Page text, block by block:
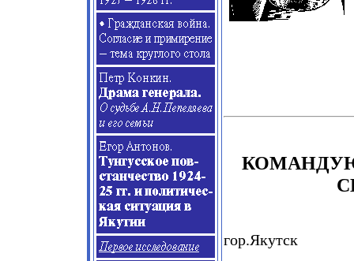
гор.Якутск